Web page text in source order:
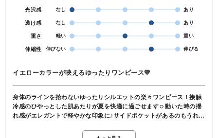
光沢感 なし あり
透け感 なし あり
重さ 軽い 重い
伸縮性 伸びない 伸びる
イエローカラーが映えるゆったりワンピース💛
身体のラインを拾わないゆったりシルエットの楽々ワンピース！接触
冷感のひやっとした肌あたりが夏を快適に過ごせます☺️動いた時の揺
れ感がエレガントで軽やかな印象に♪サイドポケットがあるのもうれし